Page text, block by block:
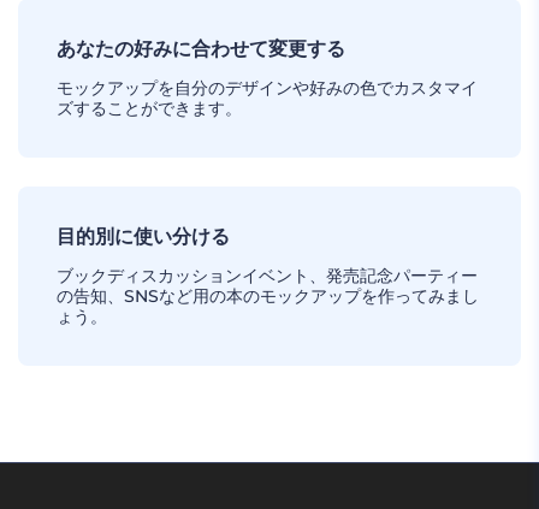
あなたの好みに合わせて変更する
モックアップを自分のデザインや好みの色でカスタマイ
ズすることができます。
目的別に使い分ける
ブックディスカッションイベント、発売記念パーティー
の告知、SNSなど用の本のモックアップを作ってみまし
ょう。